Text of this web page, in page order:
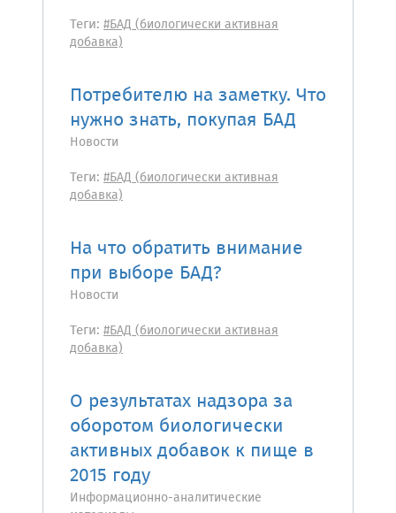
Теги: #БАД (биологически активная
добавка)
Потребителю на заметку. Что
нужно знать, покупая БАД
Новости
Теги: #БАД (биологически активная
добавка)
На что обратить внимание
при выборе БАД?
Новости
Теги: #БАД (биологически активная
добавка)
О результатах надзора за
оборотом биологически
активных добавок к пище в
2015 году
Информационно-аналитические